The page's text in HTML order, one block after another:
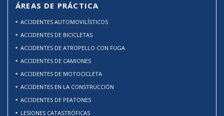
ÁREAS DE PRÁCTICA
ACCIDENTES AUTOMOVILÍSTICOS
ACCIDENTES DE BICICLETAS
ACCIDENTES DE ATROPELLO CON FUGA
ACCIDENTES DE CAMIONES
ACCIDENTES DE MOTOCICLETA
ACCIDENTES EN LA CONSTRUCCIÓN
ACCIDENTES DE PEATONES
LESIONES CATASTRÓFICAS